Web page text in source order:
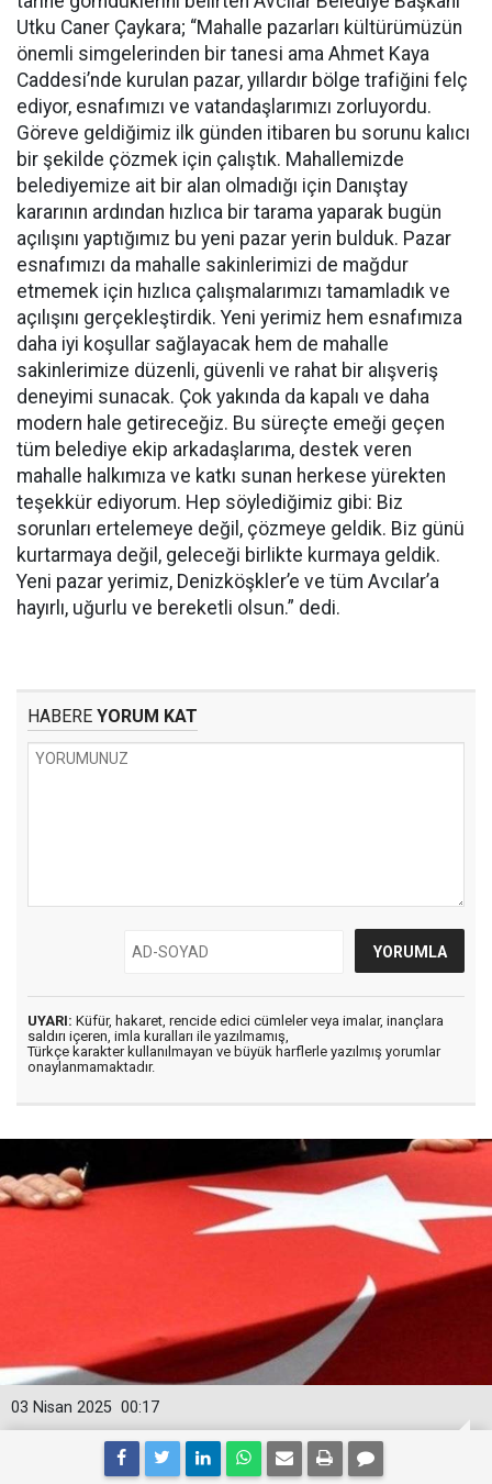
Utku Caner Çaykara; “Mahalle pazarları kültürümüzün
önemli simgelerinden bir tanesi ama Ahmet Kaya
Caddesi’nde kurulan pazar, yıllardır bölge trafiğini felç
ediyor, esnafımızı ve vatandaşlarımızı zorluyordu.
Göreve geldiğimiz ilk günden itibaren bu sorunu kalıcı
bir şekilde çözmek için çalıştık. Mahallemizde
belediyemize ait bir alan olmadığı için Danıştay
kararının ardından hızlıca bir tarama yaparak bugün
açılışını yaptığımız bu yeni pazar yerin bulduk. Pazar
esnafımızı da mahalle sakinlerimizi de mağdur
etmemek için hızlıca çalışmalarımızı tamamladık ve
açılışını gerçekleştirdik. Yeni yerimiz hem esnafımıza
daha iyi koşullar sağlayacak hem de mahalle
sakinlerimize düzenli, güvenli ve rahat bir alışveriş
deneyimi sunacak. Çok yakında da kapalı ve daha
modern hale getireceğiz. Bu süreçte emeği geçen
tüm belediye ekip arkadaşlarıma, destek veren
mahalle halkımıza ve katkı sunan herkese yürekten
teşekkür ediyorum. Hep söylediğimiz gibi: Biz
sorunları ertelemeye değil, çözmeye geldik. Biz günü
kurtarmaya değil, geleceği birlikte kurmaya geldik.
Yeni pazar yerimiz, Denizköşkler’e ve tüm Avcılar’a
hayırlı, uğurlu ve bereketli olsun.” dedi.
HABERE YORUM KAT
UYARI: Küfür, hakaret, rencide edici cümleler veya imalar, inançlara
saldırı içeren, imla kuralları ile yazılmamış,
Türkçe karakter kullanılmayan ve büyük harflerle yazılmış yorumlar
onaylanmamaktadır.
00:17
03 Nisan 2025